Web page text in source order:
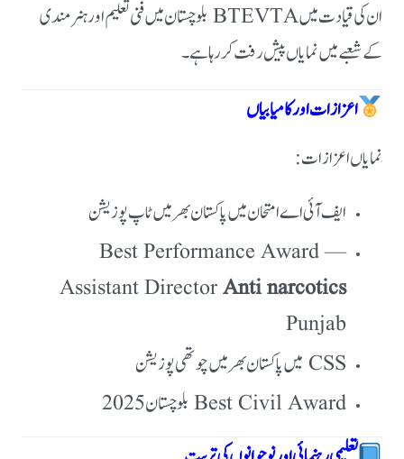
ان کی قیادت میں BTEVTA بلوچستان میں فنی تعلیم اور ہنر مندی
کے شعبے میں نمایاں پیش رفت کر رہا ہے۔
اعزازات اور کامیابیاں
نمایاں اعزازات:
ایف آئی اے امتحان میں پاکستان بھر میں ٹاپ پوزیشن
Best Performance Award —
Assistant DirectorAnti narcotics
Punjab
CSS میں پاکستان بھر میں چوتھی پوزیشن
Best Civil Award بلوچستان 2025